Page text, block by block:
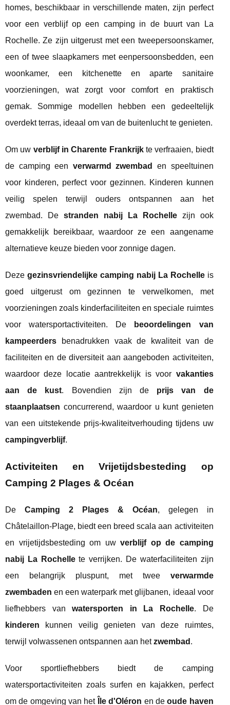
homes, beschikbaar in verschillende maten, zijn perfect
voor een verblijf op een camping in de buurt van La
Rochelle. Ze zijn uitgerust met een tweepersoonskamer,
een of twee slaapkamers met eenpersoonsbedden, een
woonkamer, een kitchenette en aparte sanitaire
voorzieningen, wat zorgt voor comfort en praktisch
gemak. Sommige modellen hebben een gedeeltelijk
overdekt terras, ideaal om van de buitenlucht te genieten.
Om uw verblijf in Charente Frankrijkte verfraaien, biedt
de camping een verwarmd zwembad
en speeltuinen
voor kinderen, perfect voor gezinnen. Kinderen kunnen
veilig spelen terwijl ouders ontspannen aan het
zwembad. De stranden nabij La Rochellezijn ook
gemakkelijk bereikbaar, waardoor ze een aangename
alternatieve keuze bieden voor zonnige dagen.
Deze gezinsvriendelijke camping nabij La Rochelleis
goed uitgerust om gezinnen te verwelkomen, met
voorzieningen zoals kinderfaciliteiten en speciale ruimtes
voor watersportactiviteiten. De
beoordelingen van
kampeerders benadrukken vaak de kwaliteit van de
faciliteiten en de diversiteit aan aangeboden activiteiten,
waardoor deze locatie aantrekkelijk is voor vakanties
aan de kust. Bovendien zijn de prijs van de
staanplaatsen concurrerend, waardoor u kunt genieten
van een uitstekende prijs-kwaliteitverhouding tijdens uw
campingverblijf.
Activiteiten en Vrijetijdsbesteding op
Camping 2 Plages & Océan
De Camping 2 Plages & Océan, gelegen in
Châtelaillon-Plage, biedt een breed scala aan activiteiten
en vrijetijdsbesteding om uwverblijf op de camping
nabij La Rochellete verrijken. De waterfaciliteiten zijn
een belangrijk pluspunt, met twee verwarmde
zwembaden en een waterpark met glijbanen, ideaal voor
liefhebbers vanwatersporten in La Rochelle. De
kinderen kunnen veilig genieten van deze ruimtes,
terwijl volwassenen ontspannen aan hetzwembad .
Voor sportliefhebbers biedt de camping
watersportactiviteiten zoals surfen en kajakken, perfect
om de omgeving van het
Île d'Oléron en deoude haven